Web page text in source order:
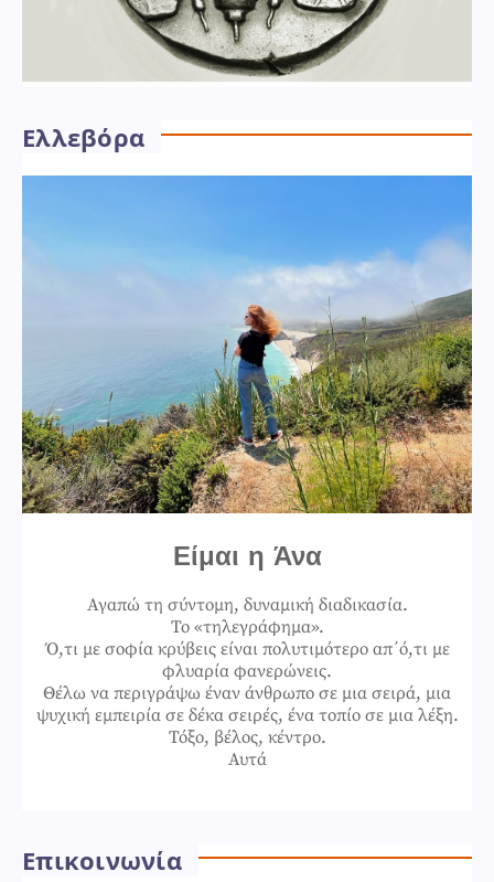
Ελλεβόρα
Είμαι η Άνα
Αγαπώ τη σύντομη, δυναμική διαδικασία.
Το «τηλεγράφημα».
Ό,τι με σοφία κρύβεις είναι πολυτιμότερο απ΄ό,τι με
φλυαρία φανερώνεις.
Θέλω να περιγράψω έναν άνθρωπο σε μια σειρά, μια
ψυχική εμπειρία σε δέκα σειρές, ένα τοπίο σε μια λέξη.
Τόξο, βέλος, κέντρο.
Αυτά
Επικοινωνία